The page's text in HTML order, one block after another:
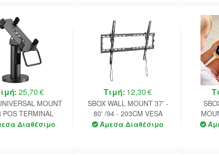
25,70 €
MOUNT
POS TERMINAL
Διαθέσιμο
Τιμή: 12,30 €
SBOX WALL MOUNT 37' -
80' /94 - 203CM VESA
600x400 MAX
Άμεσα Διαθέσιμο
109CM